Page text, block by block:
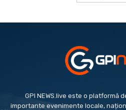
GPI NEWS.live este o platformă
importante evenimente locale,